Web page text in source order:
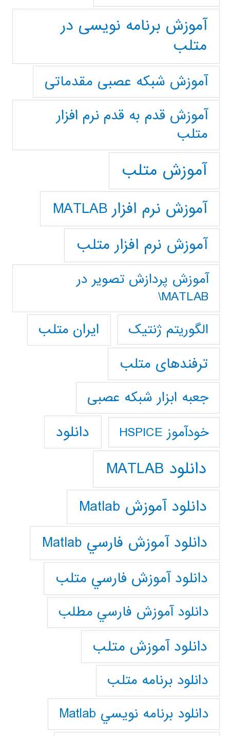
آموزش برنامه نویسی در
متلب
آموزش شبکه عصبی مقدماتی
آموزش قدم به قدم نرم افزار
متلب
آموزش متلب
آموزش نرم افزار MATLAB
آموزش نرم افزار متلب
آموزش پردازش تصوير در
MATLAB\
الگوریتم ژنتیک
ایران متلب
ترفندهای متلب
جعبه ابزار شبکه عصبی
خودآموز HSPICE دانلود
دانلود MATLAB
دانلود آموزش Matlab
دانلود آموزش فارسي Matlab
دانلود آموزش فارسي متلب
دانلود آموزش فارسي مطلب
دانلود آموزش متلب
دانلود برنامه متلب
دانلود برنامه نويسي Matlab